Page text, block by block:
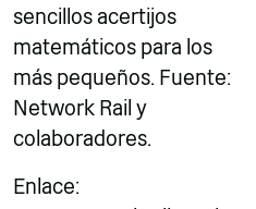
sencillos acertijos
matemáticos para los
más pequeños. Fuente:
Network Rail y
colaboradores.
Enlace: